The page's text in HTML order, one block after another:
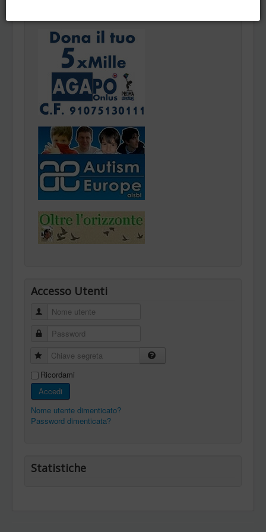
Accesso Utenti
Nome utente
Password
Chiave segreta
Ricordami
Accedi
Nome utente dimenticato?
Password dimenticata?
Statistiche